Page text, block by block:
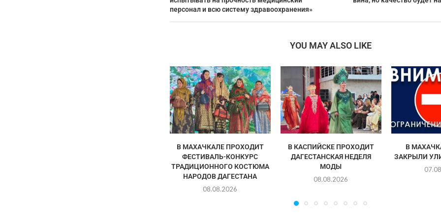
персонал и всю систему здравоохранения»
YOU MAY ALSO LIKE
В МАХАЧКАЛЕ ПРОХОДИТ
ФЕСТИВАЛЬ-КОНКУРС
ТРАДИЦИОННОГО КОСТЮМА
НАРОДОВ ДАГЕСТАНА
08.08.2026
В КАСПИЙСКЕ ПРОХОДИТ
ДАГЕСТАНСКАЯ НЕДЕЛЯ
МОДЫ
08.08.2026
В
ЗАКРЫЛИ